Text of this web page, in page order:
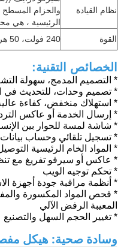
نظام القيادة
والحزام المسطح
الرئيسية ، هي
القوة
240 فولت، 50 هرتز، 3 فاز خمسة سلك
الخصائص التقنية:
* التصميم المدمج، سهولة
* تصميم وحدات، للتحديث في
* استهلاك منخفض، كفاءة
* إرسال الخدمة أو عاكس
* شاشة لمسة للحوار بين
* تسجيل تلقائي وحساب بيانات
* المواد الخام الرئيسية
* عاكس أو سيرفو تفريغ مع
* تحكم توجيه الويب
* أنظمة مراقبة جودة أجهزة
* فحص المواد المكسورة
المعيبة الرفض الآلي
* تغيير الحجم السهل والتصنيع
وسادة صحية: هيكل